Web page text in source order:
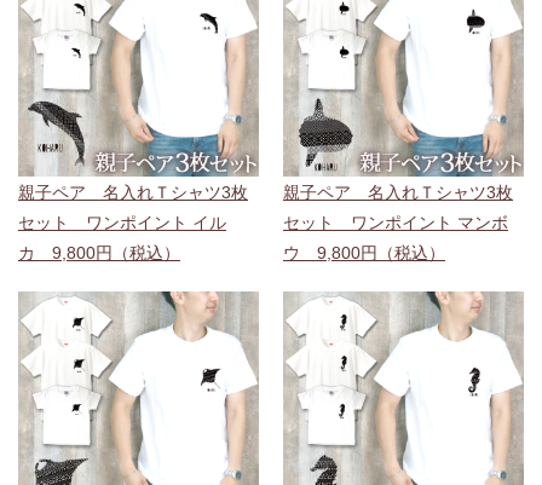
親子ペア 名入れＴシャツ3枚
セット ワンポイント イル
カ 9,800円（税込）
親子ペア 名入れＴシャツ3枚
セット ワンポイント マンボ
ウ 9,800円（税込）